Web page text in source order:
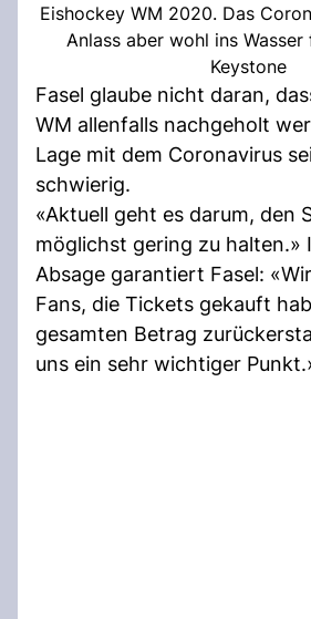
Eishockey WM 2020. Das
Anlass aber wohl ins
Keystone
Fasel glaube nicht daran,
WM allenfalls nachgeholt
Lage mit dem Coronavirus
schwierig.
«Aktuell geht es darum, den
möglichst gering zu halten.»
Absage garantiert Fasel:
Fans, die Tickets gekauft
gesamten Betrag
uns ein sehr wichtiger